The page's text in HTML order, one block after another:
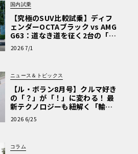
国内試乗
【究極のSUV比較試乗】ディフ
ェンダーOCTAブラック vs AMG
G63：道なき道を征く2台の「対
極的アプローチ」
2026 7/1
ニュース＆トピックス
【ル・ボラン8月号】クルマ好き
の「？」が「！」に変わる！ 最
新テクノロジーも紐解く「輸入
車Q&A」
2026 6/25
コラム